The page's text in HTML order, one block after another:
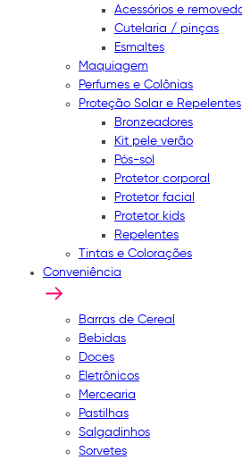
Acessórios e
Cutelaria / pinças
Esmaltes
Maquiagem
Perfumes e Colônias
Proteção Solar e Repelentes
Bronzeadores
Kit pele verão
Pós-sol
Protetor corporal
Protetor facial
Protetor kids
Repelentes
Tintas e Colorações
Conveniência
Barras de Cereal
Bebidas
Doces
Eletrônicos
Mercearia
Pastilhas
Salgadinhos
Sorvetes